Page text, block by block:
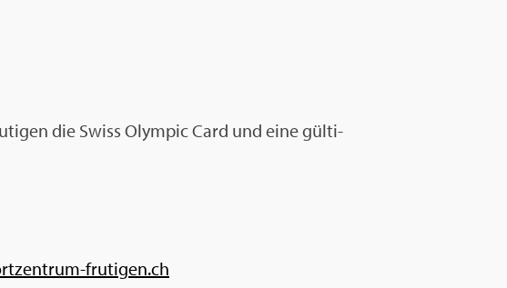
die Swiss Olym­pic Card und eine gül­ti­
​frutigen.​ch